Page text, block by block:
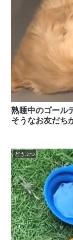
熟睡中のゴール
そうなお友だち
どうぶつ